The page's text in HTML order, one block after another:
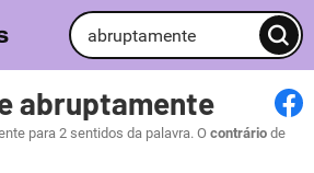
abruptamente
para 2 sentidos da palavra. O contrário de